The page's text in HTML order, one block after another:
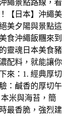
繩景點路線，看
【日本】沖繩美
美夕陽與景點這
食沖繩飯糰​來到
靈魂日本美食豬
配料，就能讓你
來：​1. 經典厚切
：鹹香的厚切午
米與海苔，簡
最香脆，強烈建